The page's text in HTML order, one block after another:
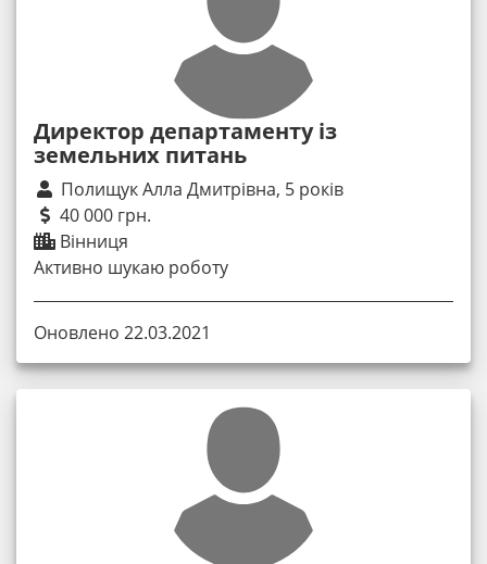
Директор департаменту із
земельних питань
Полищук Алла Дмитрівна, 5 років
40 000 грн.
Вінниця
Активно шукаю роботу
Оновлено 22.03.2021